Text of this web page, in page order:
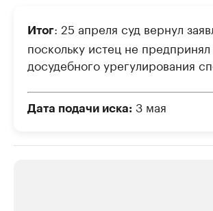
Итог: 25 апреля суд вернул
поскольку истец не
досудебного урегулирования
Дата подачи иска: 3 мая